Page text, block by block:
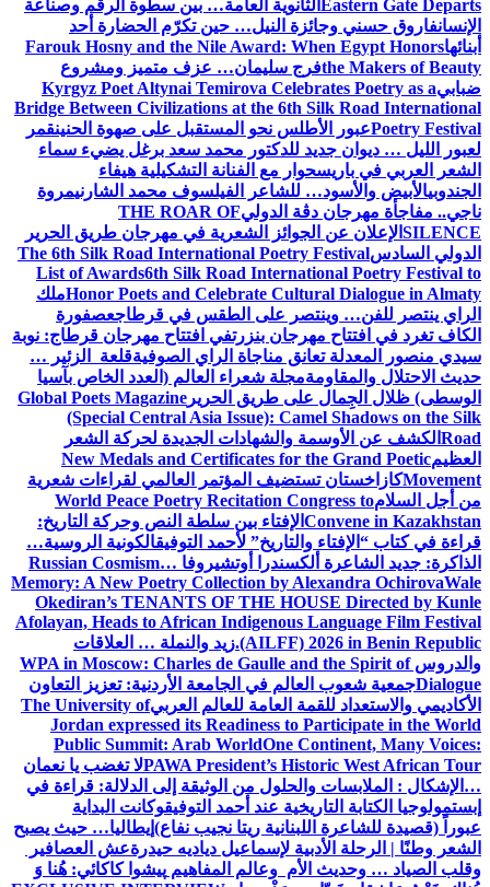
Eastern Gate Departs الثانوية العامة… بين سطوة الرقم وصناعة
الإنسانفاروق حسني وجائزة النيل… حين تكرّم الحضارة أحد
أبنائهاFarouk Hosny and the Nile Award: When Egypt Honors
the Makers of Beautyفرج سليمان… عزف متميز ومشروع
ضبابيKyrgyz Poet Altynai Temirova Celebrates Poetry as a
Bridge Between Civilizations at the 6th Silk Road International
Poetry Festivalعبور الأطلس نحو المستقبل على صهوة الحنينقمر
لعبور الليل … ديوان جديد للدكتور محمد سعد برغل يضيء سماء
الشعر العربي في باريسحوار مع الفنانة التشكيلية هيفاء
الجندوبيالأبيض والأسود… للشاعر الفيلسوف محمد الشارنيمروة
ناجي.. مفاجأة مهرجان دڨة الدوليTHE ROAR OF
SILENCE الإعلان عن الجوائز الشعرية في مهرجان طريق الحرير
الدولي السادسThe 6th Silk Road International Poetry Festival
List of Awards6th Silk Road International Poetry Festival to
Honor Poets and Celebrate Cultural Dialogue in Almatyملك
الراي ينتصر للفن… وينتصر على الطقس في قرطاجعصفورة
الكاف تغرد في افتتاح مهرجان بنزرتفي افتتاح مهرجان قرطاج: نوبة
سيدي منصور المعدلة تعانق مناجاة الراي الصوفيةقلعة الزئير …
حديث الاحتلال والمقاومةمجلة شعراء العالم (العدد الخاص بآسيا
الوسطى) ظلال الجِمال على طريق الحرير Global Poets Magazine
(Special Central Asia Issue): Camel Shadows on the Silk
Road الكشف عن الأوسمة والشهادات الجديدة لحركة الشعر
العظيمNew Medals and Certificates for the Grand Poetic
Movementكازاخستان تستضيف المؤتمر العالمي لقراءات شعرية
من أجل السلامWorld Peace Poetry Recitation Congress to
Convene in Kazakhstan الإفتاء بين سلطة النص وحركة التاريخ:
قراءة في كتاب “الإفتاء والتاريخ” لأحمد التوفيقالكونية الروسية…
الذاكرة: جديد الشاعرة ألكسندرا أوتشيروفا Russian Cosmism…
Memory: A New Poetry Collection by Alexandra OchirovaWale
Okediran’s TENANTS OF THE HOUSE Directed by Kunle
Afolayan, Heads to African Indigenous Language Film Festival
(AILFF) 2026 in Benin Republic. زيد والنملة … العلاقات
والدروسWPA in Moscow: Charles de Gaulle and the Spirit of
Dialogueجمعية شعوب العالم في الجامعة الأردنية: تعزيز التعاون
الأكاديمي والاستعداد للقمة العامة للعالم العربيThe University of
Jordan expressed its Readiness to Participate in the World
Public Summit: Arab WorldOne Continent, Many Voices:
PAWA President’s Historic West African Tourلا تغضب يا نعمان
…الإشكال : الملابسات والحلول من الوثيقة إلى الدلالة: قراءة في
إبستمولوجيا الكتابة التاريخية عند أحمد التوفيقوكانت البداية
عبوراً (قصيدة للشاعرة اللبنانية ريتا نجيب نفاع) إيطاليا… حيث يصبح
الشعر وطنًا | الرحلة الأدبية لإسماعيل دياديه حيدرةعش العصافير
وقلب الصياد … وحديث الأم وعالم المفاهيم پیشوا کاکائي: هُنا وَ